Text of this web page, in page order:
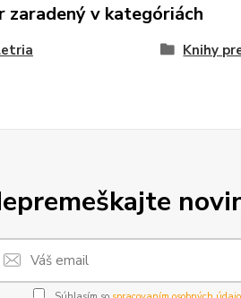
zaradený v kategóriách
Knihy